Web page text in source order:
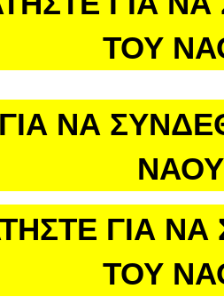
ΤΟΥ
ΝΑ
ΓΙΑ ΝΑ
ΤΟΥ